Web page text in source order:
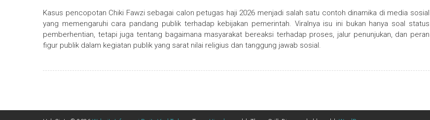
Kasus pencopotan Chiki Fawzi sebagai calon petugas haji 2026 menjadi salah satu contoh dinamika di media sosial
yang memengaruhi cara pandang publik terhadap kebijakan pemerintah. Viralnya isu ini bukan hanya soal status
pemberhentian, tetapi juga tentang bagaimana masyarakat bereaksi terhadap proses, jalur penunjukan, dan peran
figur publik dalam kegiatan publik yang sarat nilai religius dan tanggung jawab sosial.